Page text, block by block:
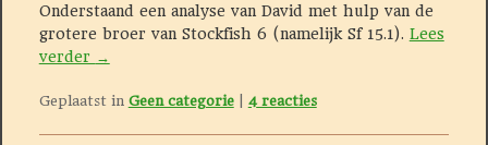
Onderstaand een analyse van David met hulp van de
grotere broer van Stockfish 6 (namelijk Sf 15.1). Lees
verder →
Geplaatst in Geen categorie 4reacties